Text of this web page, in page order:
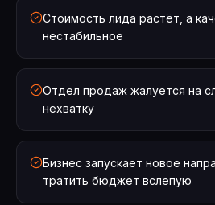
Стоимость лида растёт, а
нестабильное
Отдел продаж жалуется на
нехватку
Бизнес запускает новое
тратить бюджет вслепую